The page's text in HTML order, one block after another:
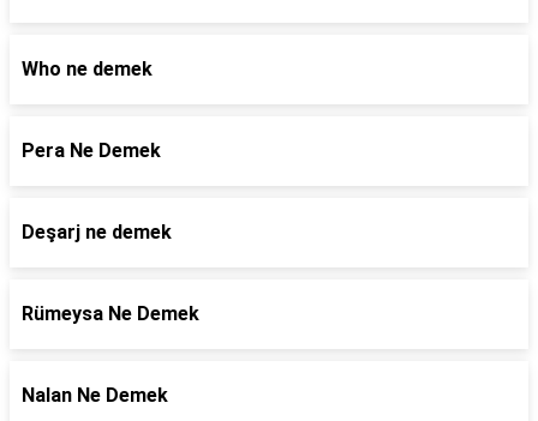
Who ne demek
Pera Ne Demek
Deşarj ne demek
Rümeysa Ne Demek
Nalan Ne Demek